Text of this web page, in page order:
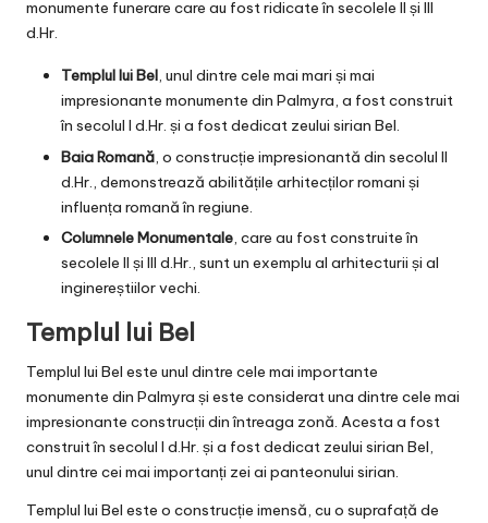
monumente funerare care au fost ridicate în secolele II și III
d.Hr.
Templul lui Bel, unul dintre cele mai mari și mai
impresionante monumente din Palmyra, a fost construit
în secolul I d.Hr. și a fost dedicat zeului sirian Bel.
Baia Romană , o construcție impresionantă din secolul II
d.Hr., demonstrează abilitățile arhitecților romani și
influența romană în regiune.
Columnele Monumentale, care au fost construite în
secolele II și III d.Hr., sunt un exemplu al arhitecturii și al
inginereștiilor vechi.
Templul lui Bel
Templul lui Bel este unul dintre cele mai importante
monumente din Palmyra și este considerat una dintre cele mai
impresionante construcții din întreaga zonă. Acesta a fost
construit în secolul I d.Hr. și a fost dedicat zeului sirian Bel,
unul dintre cei mai importanți zei ai panteonului sirian.
Templul lui Bel este o construcție imensă, cu o suprafață de